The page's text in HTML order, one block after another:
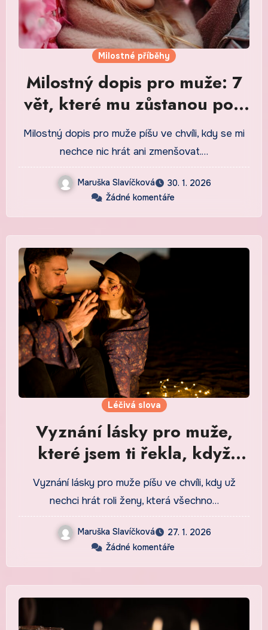
Milostné příběhy
Milostný dopis pro muže: 7
vět, které mu zůstanou pod
kůží
Milostný dopis pro muže píšu ve chvíli, kdy se mi
nechce nic hrát ani zmenšovat.…
Maruška Slavíčková
30. 1. 2026
Žádné komentáře
Léčivá slova
Vyznání lásky pro muže,
které jsem ti řekla, když
jsem přestala být statečná
Vyznání lásky pro muže píšu ve chvíli, kdy už
nechci hrát roli ženy, která všechno…
Maruška Slavíčková
27. 1. 2026
Žádné komentáře